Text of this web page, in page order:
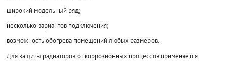
широкий модельный ряд;
несколько вариантов подключения;
возможность обогрева помещений любых размеров.
Для защиты радиаторов от коррозионных процессов применяется